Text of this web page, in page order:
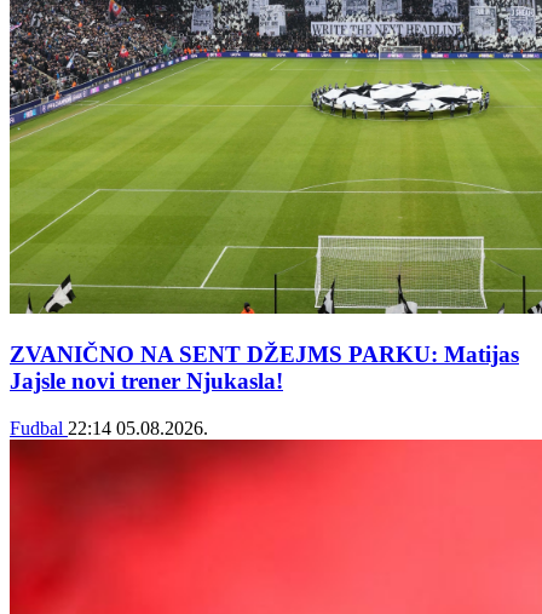
ZVANIČNO NA SENT DŽEJMS PARKU: Matijas
Jajsle novi trener Njukasla!
Fudbal 22:14 05.08.2026.